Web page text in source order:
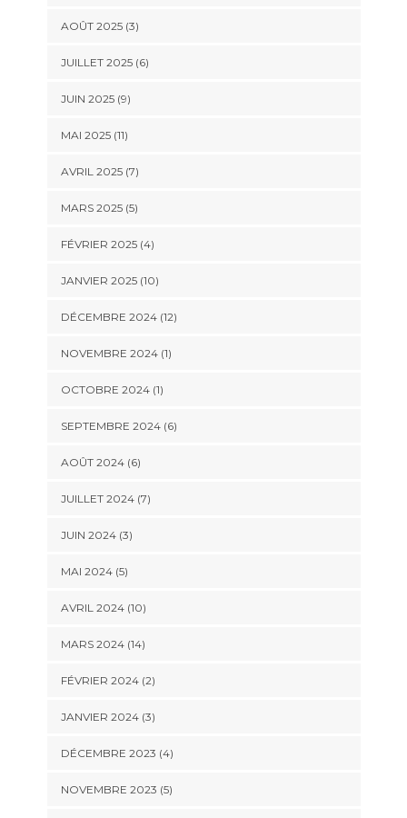
AOÛT 2025 (3)
JUILLET 2025 (6)
JUIN 2025 (9)
MAI 2025 (11)
AVRIL 2025 (7)
MARS 2025 (5)
FÉVRIER 2025 (4)
JANVIER 2025 (10)
DÉCEMBRE 2024 (12)
NOVEMBRE 2024 (1)
OCTOBRE 2024 (1)
SEPTEMBRE 2024 (6)
AOÛT 2024 (6)
JUILLET 2024 (7)
JUIN 2024 (3)
MAI 2024 (5)
AVRIL 2024 (10)
MARS 2024 (14)
FÉVRIER 2024 (2)
JANVIER 2024 (3)
DÉCEMBRE 2023 (4)
NOVEMBRE 2023 (5)